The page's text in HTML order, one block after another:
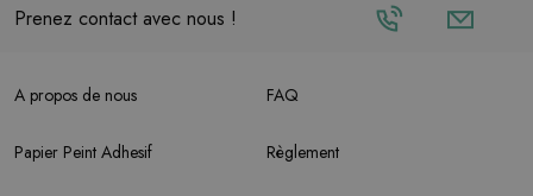
Prenez contact avec nous !
A propos de nous
Papier Peint Adhesif
FAQ
Règlement